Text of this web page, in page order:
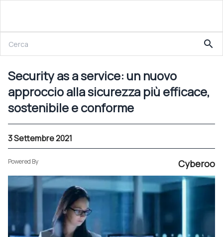
Security as a service: un nuovo approccio alla sicurezza più efficace, sostenibile e conforme
search
Security as a service: un nuovo
approccio alla sicurezza più efficace,
sostenibile e conforme
3 Settembre 2021
Powered By Cyberoo